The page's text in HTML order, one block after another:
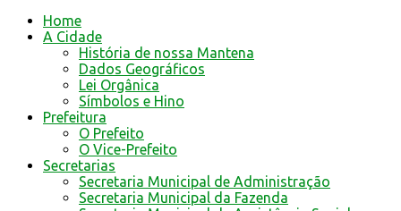
Home
A Cidade
História de nossa Mantena
Dados Geográficos
Lei Orgânica
Símbolos e Hino
Prefeitura
O Prefeito
O Vice-Prefeito
Secretarias
Secretaria Municipal de Administração
Secretaria Municipal da Fazenda